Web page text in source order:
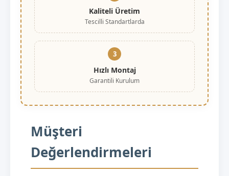
Kaliteli Üretim
Tescilli Standartlarda
3
Hızlı Montaj
Garantili Kurulum
Müşteri
Değerlendirmeleri